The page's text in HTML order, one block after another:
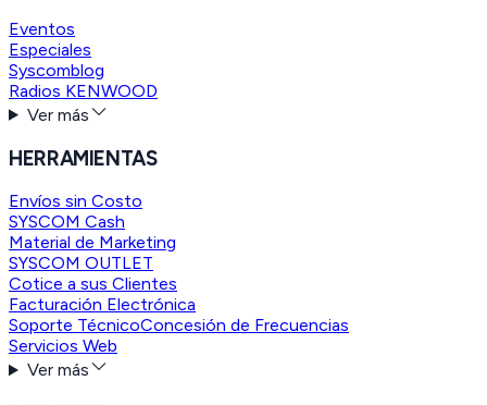
Eventos
Especiales
Syscomblog
Radios KENWOOD
Ver más
HERRAMIENTAS
Envíos sin Costo
SYSCOM Cash
Material de Marketing
SYSCOM OUTLET
Cotice a sus Clientes
Facturación Electrónica
Soporte TécnicoConcesión de Frecuencias
Servicios Web
Ver más